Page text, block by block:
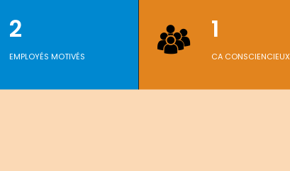
2
EMPLOYÉS MOTIVÉS
1
CA CONSCIENCIEUX